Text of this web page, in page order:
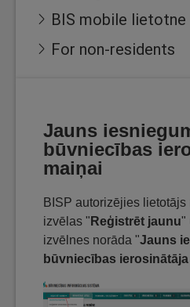
BIS mobile lietotne
For non-residents
Jauns
būvniecības
maiņai
BISP autorizējies
izvēlas " Reģistrēt jaunu"
izvēlnes norāda "Jauns
būvniecības